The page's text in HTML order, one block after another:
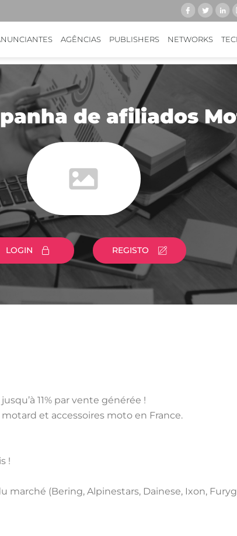
AGÊNCIAS PUBLISHERS NETWORKS
de afiliados
LOGIN REGISTO
11% par vente générée !
et accessoires moto en France.
!
(Bering, Alpinestars, Dainese, Ixon,